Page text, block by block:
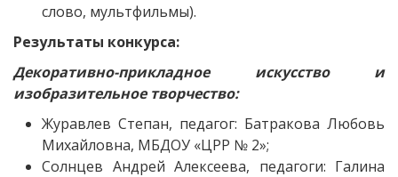
слово, мультфильмы).
Результаты конкурса:
Декоративно-прикладное искусство и
изобразительное творчество:
Журавлев Степан, педагог: Батракова Любовь
Михайловна, МБДОУ «ЦРР № 2»;
Солнцев Андрей Алексеева, педагоги: Галина